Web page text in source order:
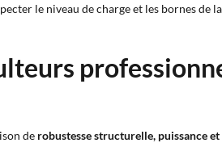
le niveau de charge et les bornes
de robustesse structurelle, puissance